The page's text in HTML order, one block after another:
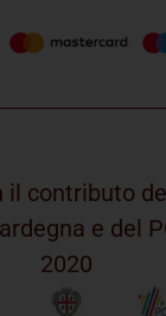
il contributo
e del
2020